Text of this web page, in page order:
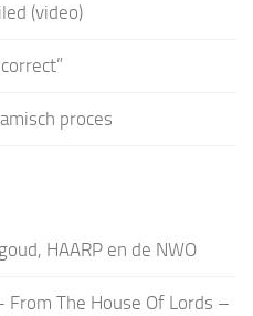
(video)
proces
HAARP en de NWO
The House Of Lords –